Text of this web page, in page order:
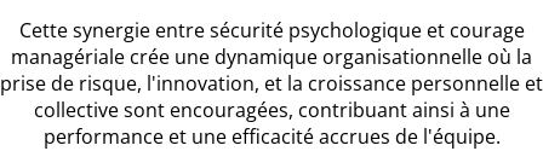
Cette synergie entre sécurité psychologique et courage
managériale crée une dynamique organisationnelle où la
prise de risque, l'innovation, et la croissance personnelle et
collective sont encouragées, contribuant ainsi à une
performance et une efficacité accrues de l'équipe.